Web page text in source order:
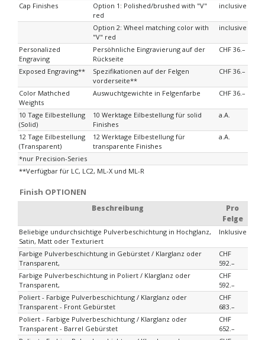
Cap Finishes
Option 1: Polished/brushed with "V"
red
inclusive
Option 2: Wheel matching color with
"V" red
inclusive
Personalized
Engraving
Persöhnliche Eingravierung auf der
Rückseite
CHF 36.–
Exposed Engraving**
Spezifikationen auf der Felgen
vorderseite**
CHF 36.–
Color Mathched
Weights
Auswuchtgewichte in Felgenfarbe CHF 36.–
10 Tage Eilbestellung
(Solid)
10 Werktage Eilbestellung für solid
Finishes
a.A.
12 Tage Eilbestellung
(Transparent)
12 Werktage Eilbestellung für
transparente Finishes
a.A.
*nur Precision-Series
**Verfügbar für LC, LC2, ML-X und ML-R
Finish OPTIONEN
Beschreibung
Pro
Felge
Beliebige undurchsichtige Pulverbeschichtung in Hochglanz,
Satin, Matt oder Texturiert
Inklusive
Farbige Pulverbeschichtung in Gebürstet / Klarglanz oder
Transparent,
CHF
592.–
Farbige Pulverbeschichtung in Poliert / Klarglanz oder
Transparent,
CHF
592.–
Poliert - Farbige Pulverbeschichtung / Klarglanz oder
Transparent - Front Gebürstet
CHF
683.–
Poliert - Farbige Pulverbeschichtung / Klarglanz oder
Transparent - Barrel Gebürstet
CHF
652.–